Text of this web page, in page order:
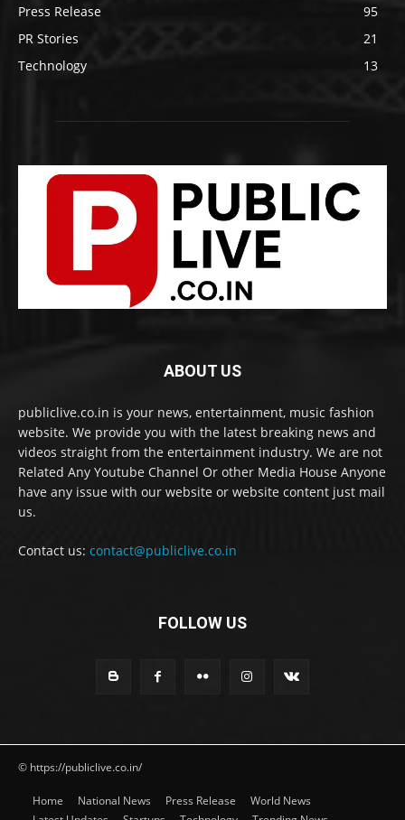
Press Release
95
PR Stories
21
Technology
13
ABOUT US
publiclive.co.in is your news, entertainment, music fashion
website. We provide you with the latest breaking news and
videos straight from the entertainment industry. We are not
Related Any Youtube Channel Or other Media House Anyone
have any issue with our website or website content just mail
us.
Contact us: contact@publiclive.co.in
FOLLOW US
© https://publiclive.co.in/
Home National News Press Release
World News